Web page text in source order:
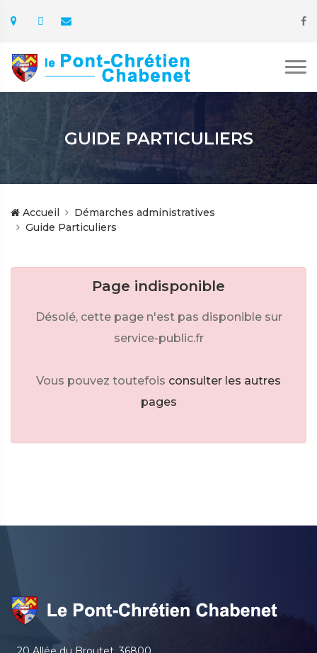
GUIDE PARTICULIERS
Accueil
Démarches administratives
Guide Particuliers
Page indisponible
Désolé, cette page n'est pas disponible sur
service-public.fr
Vous pouvez toutefois consulter les autres
pages